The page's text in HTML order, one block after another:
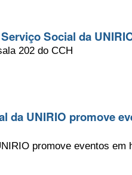
Social da
202 do CCH
da UNIRIO promove
promove eventos em